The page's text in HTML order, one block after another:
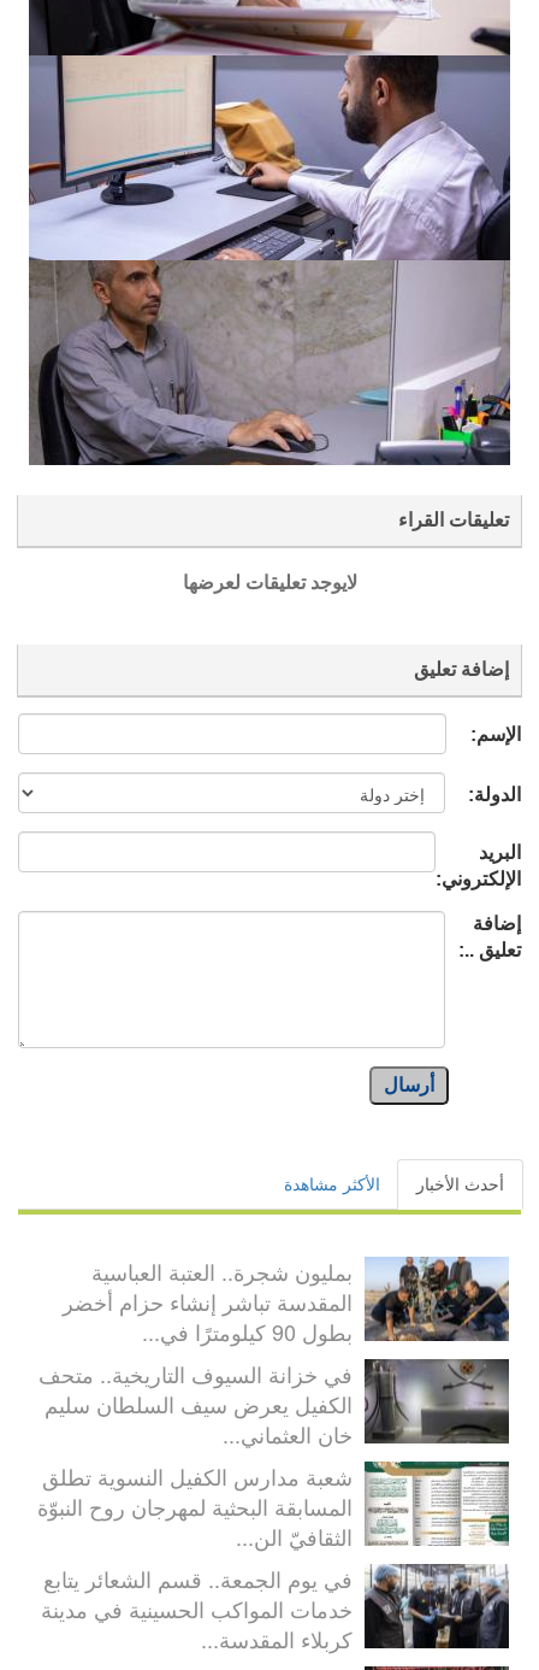
تعليقات القراء
لايوجد تعليقات لعرضها
إضافة تعليق
الإسم:
الدولة:
البريد
الإلكتروني:
إضافة
تعليق ..:
أرسال
أحدث الأخبار الأكثر مشاهدة
بمليون شجرة.. العتبة العباسية
المقدسة تباشر إنشاء حزام أخضر
بطول 90 كيلومترًا في...
في خزانة السيوف التاريخية.. متحف
الكفيل يعرض سيف السلطان سليم
خان العثماني...
شعبة مدارس الكفيل النسوية تطلق
المسابقة البحثية لمهرجان روح النبوّة
الثقافيّ الن...
في يوم الجمعة.. قسم الشعائر يتابع
خدمات المواكب الحسينية في مدينة
كربلاء المقدسة...